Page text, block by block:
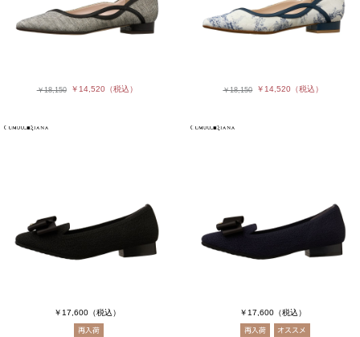
￥18,150 ￥14,520（税込） ￥18,150 ￥14,520 （税込）
￥17,600（税込） ￥17,600 （税込）